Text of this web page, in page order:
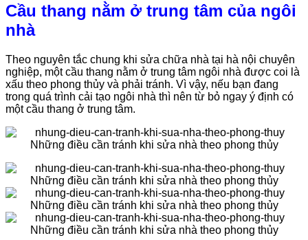
Cầu thang nằm ở trung tâm của ngôi
nhà
Theo nguyên tắc chung khi sửa chữa nhà tại hà nội chuyên
nghiệp, một cầu thang nằm ở trung tâm ngôi nhà được coi là
xấu theo phong thủy và phải tránh. Vì vậy, nếu bạn đang
trong quá trình cải tạo ngôi nhà thì nên từ bỏ ngay ý định có
một cầu thang ở trung tâm.